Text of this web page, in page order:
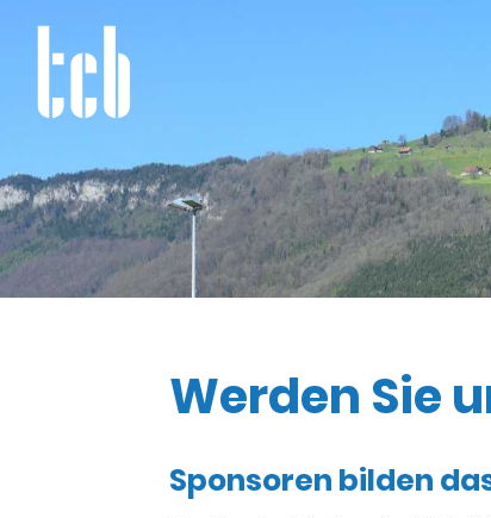
Werden Sie
Sponsoren bilden